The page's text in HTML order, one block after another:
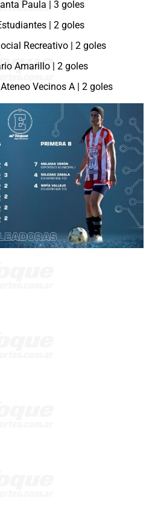
Paula | 3 goles
| 2 goles
Recreativo | 2 goles
Amarillo | 2 goles
Vecinos A | 2 goles